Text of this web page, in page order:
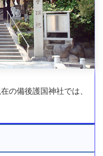
の備後護国神社では、